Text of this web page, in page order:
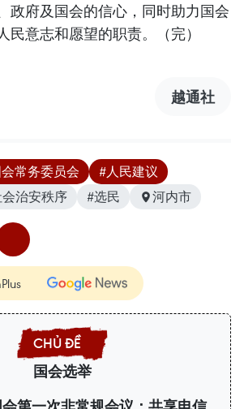
政府及国会的信心，同时助力国会
民意志和愿望的职责。（完）
越通社
常务委员会
#人民建议
会治安秩序 #选民 河内市
国会选举